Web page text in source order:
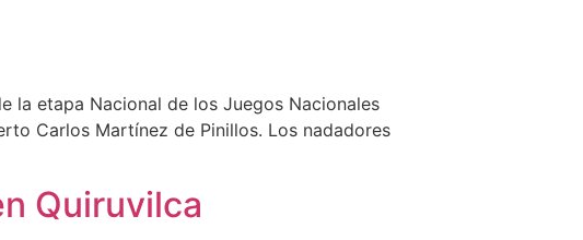
la etapa Nacional de los Juegos Nacionales
Carlos Martínez de Pinillos. Los nadadores
Quiruvilca